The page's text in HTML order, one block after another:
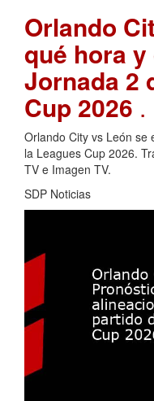
Orlando
qué hora
Jornada 2
Cup 2026 .
Orlando City vs León se
la Leagues Cup 2026.
TV e Imagen TV.
SDP Noticias